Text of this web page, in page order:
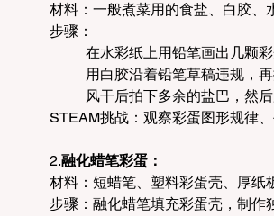
材料：一般煮菜用的食盐、白胶、
步骤：
在水彩纸上用铅笔画出几颗彩
用白胶沿着铅笔草稿违规，
风干后拍下多余的盐巴，然后
STEAM挑战：观察彩蛋图形规律
2.融化蜡笔彩蛋：
材料：短蜡笔、塑料彩蛋壳、厚纸
步骤：融化蜡笔填充彩蛋壳，制作